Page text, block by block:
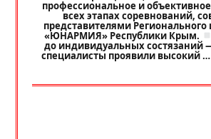
профессиональное и
всех этапах соревнований,
представителями
«ЮНАРМИЯ» Республики Крым.
до индивидуальных состязаний
специалисты проявили высокий …